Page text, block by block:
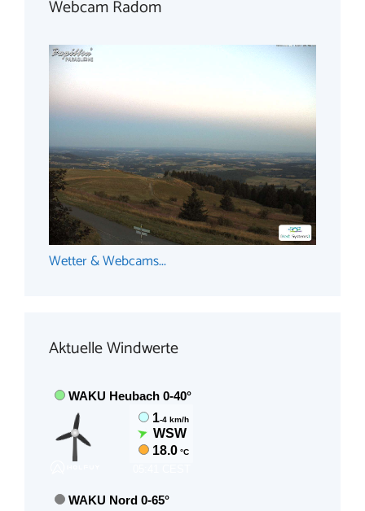
Webcam Radom
Wetter & Webcams...
Aktuelle Windwerte